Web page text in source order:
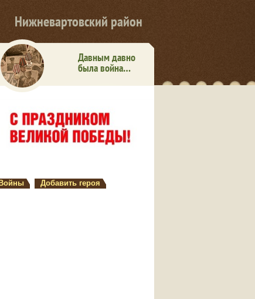
Нижневартовский район
Давным давно
была война…
Добавить героя